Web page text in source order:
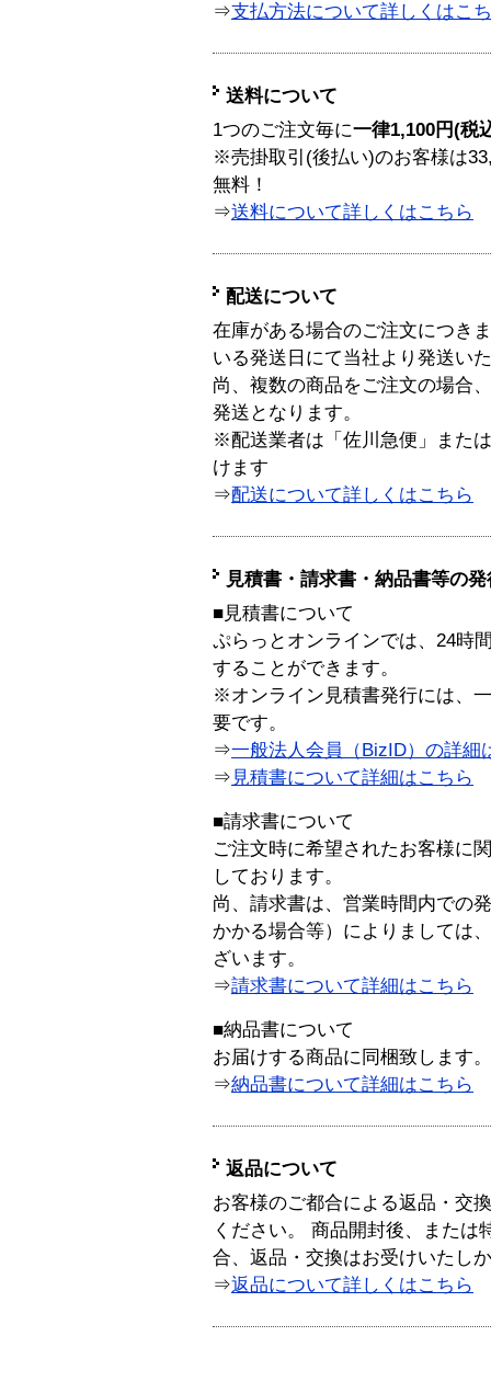
⇒支払方法について詳しくはこ
送料について
1つのご注文毎に一律1,100円(税
※売掛取引(後払い)のお客様は
無料！
⇒送料について詳しくはこちら
配送について
在庫がある場合のご注文につき
いる発送日にて当社より発送い
尚、複数の商品をご注文の場合
発送となります。
※配送業者は「佐川急便」また
けます
⇒配送について詳しくはこちら
見積書・請求書・納品書等の
■見積書について
ぷらっとオンラインでは、24時
することができます。
※オンライン見積書発行には、
要です。
⇒一般法人会員（BizID）の詳細
⇒ 見積書について詳細はこちら
■請求書について
ご注文時に希望されたお客様に
しております。
尚、請求書は、営業時間内での
かかる場合等）によりましては
ざいます。
⇒請求書について詳細はこちら
■納品書について
お届けする商品に同梱致します。
⇒納品書について詳細はこちら
返品について
お客様のご都合による返品・交
ください。 商品開封後、または
合、返品・交換はお受けいたし
⇒返品について詳しくはこちら